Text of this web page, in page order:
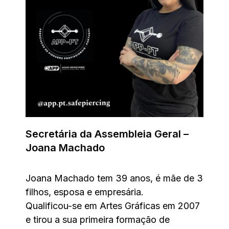
Secretária da Assembleia Geral –
Joana Machado
Joana Machado tem 39 anos, é mãe de 3
filhos, esposa e empresária.
Qualificou-se em Artes Gráficas em 2007
e tirou a sua primeira formação de